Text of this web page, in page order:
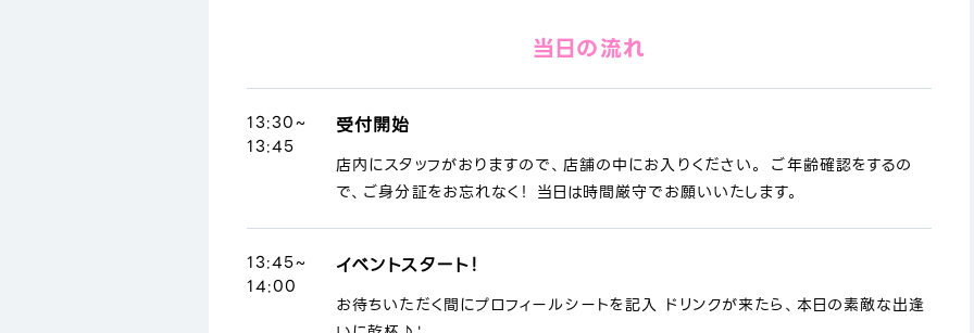
当日の流れ
13:30~
13:45
受付開始
店内にスタッフがおりますので、店舗の中にお入りください。 ご年齢確認をするの
で、ご身分証をお忘れなく！ 当日は時間厳守でお願いいたします。
13:45~
14:00
イベントスタート！
お待ちいただく間にプロフィールシートを記入 ドリンクが来たら、本日の素敵な出逢